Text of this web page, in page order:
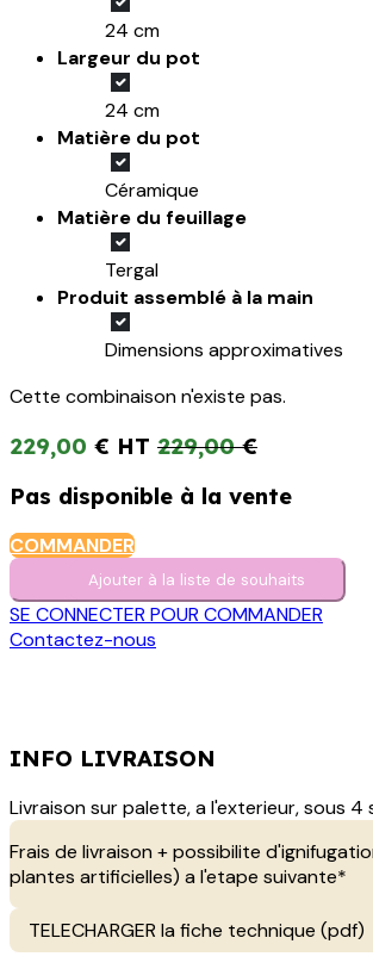
24 cm
Largeur du pot
24 cm
Matière du pot
Céramique
Matière du feuillage
Tergal
Produit assemblé à la main
Dimensions approximatives
Cette combinaison n'existe pas.
229,00 € 229,00€
Pas disponible à la vente
COMMANDER
Ajouter à la liste de s​o​uh​aits
SE CONNECTER POUR COMMANDER
Contactez-nous
INFO LIVRAISON
Livraison sur palette, a l'exterieur, sous 4
Frais de livraison + possibilite
plantes artificielles) a l'etape suivante*
TELECHARGER la fiche technique (pdf)